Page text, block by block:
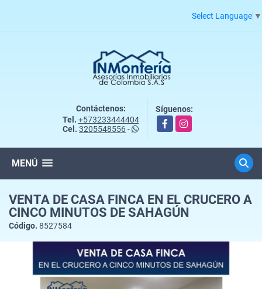
Select Language ▼
Contáctenos:
Tel. +573233444404
Cel. 3205548556-
Síguenos:
FacebookInstagram
MENÚ
VENTA DE CASA FINCA EN EL CRUCERO A
CINCO MINUTOS DE SAHAGÚN
Código. 8527584